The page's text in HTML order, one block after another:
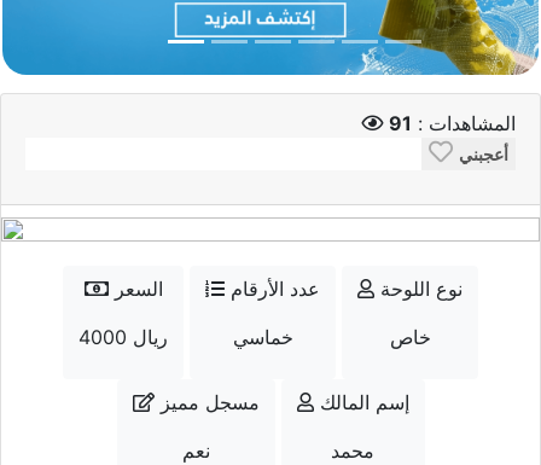
المشاهدات : 91
أعجبني
السعر
4000 ريال
عدد الأرقام
خماسي
نوع اللوحة
خاص
مسجل مميز
نعم
إسم المالك
محمد